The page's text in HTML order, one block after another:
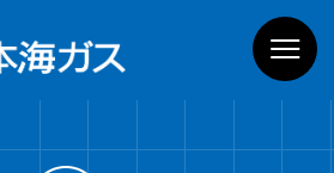
お家のガス機器
商品一覧
導入までの流れ